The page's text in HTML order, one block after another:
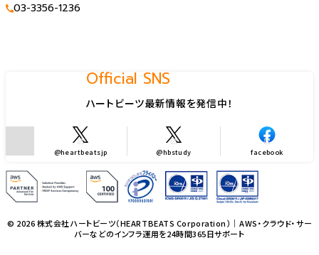
03-3356-1236
Official SNS
ハートビーツ最新情報を発信中！
@heartbeatsjp @hbstudy facebook
© 2026 株式会社ハートビーツ（HEARTBEATS Corporation）｜AWS・クラウド・サー
バーなどのインフラ運用を24時間365日サポート